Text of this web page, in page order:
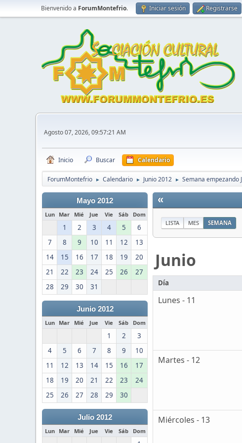
Bienvenido a ForumMontefrio. Iniciar sesión Registrarse
Agosto 07, 2026, 09:57:21 AM
Inicio Buscar Calendario
ForumMontefrio ► Calendario ► Junio 2012 ► Semana empezando
Mayo 2012
Lun Mar Mié Jue Vie Sáb Dom
1 2 3 4 5
6
7
8 9 10 11 12
13
14
15 16 17 18 19
20
21
22 23 24 25 26
27
28
29 30 31
Junio 2012
Lun Mar Mié Jue Vie Sáb Dom
1 2
3
4
5 6 7 8 9
10
11
12 13 14 15 16
17
18
19 20 21 22 23
24
25
26 27 28 29 30
Julio 2012
Lun Mar Mié Jue Vie Sáb Dom
«
LISTA MES SEMANA
Junio
Día
Lunes - 11
Martes - 12
Miércoles - 13